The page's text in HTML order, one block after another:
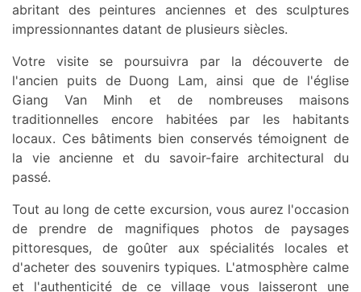
abritant des peintures anciennes et des sculptures
impressionnantes datant de plusieurs siècles.
Votre visite se poursuivra par la découverte de
l'ancien puits de Duong Lam, ainsi que de l'église
Giang Van Minh et de nombreuses maisons
traditionnelles encore habitées par les habitants
locaux. Ces bâtiments bien conservés témoignent de
la vie ancienne et du savoir-faire architectural du
passé.
Tout au long de cette excursion, vous aurez l'occasion
de prendre de magnifiques photos de paysages
pittoresques, de goûter aux spécialités locales et
d'acheter des souvenirs typiques. L'atmosphère calme
et l'authenticité de ce village vous laisseront une